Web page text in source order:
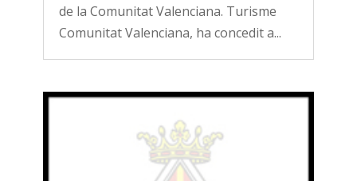
de la Comunitat Valenciana. Turisme
Comunitat Valenciana, ha concedit a...